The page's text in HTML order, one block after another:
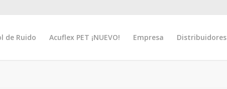
de Ruido Acuflex PET ¡NUEVO! Empresa Distribuidores